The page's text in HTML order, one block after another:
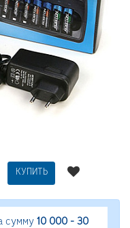
КУПИТЬ
сумму 10 000 - 30